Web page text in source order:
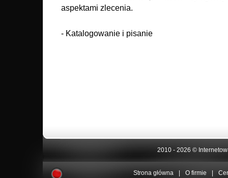
aspektami zlecenia.
- Katalogowanie i pisanie
2010 - 2026 ©
Strona główna O firmie